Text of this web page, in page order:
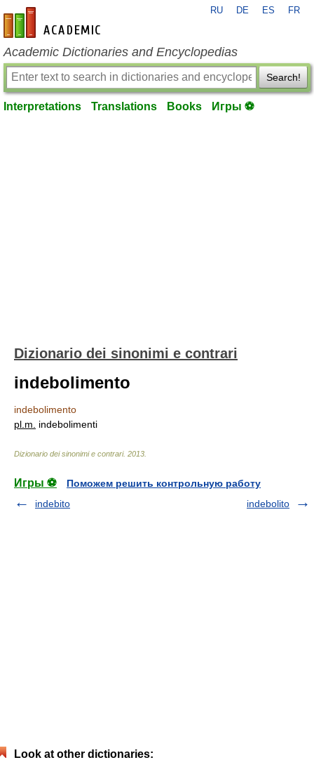
en-academic.com
RU DE ES FR
Academic Dictionaries and Encyclopedias
Search!
Interpretations Translations Books Игры ⚽
Dizionario dei sinonimi e contrari
indebolimento
indebolimento
pl. m. indebolimenti
Dizionario dei sinonimi e contrari. 2013
Игры ⚽
Поможем решить контрольную работу
indebito
indebolito
Look at other dictionaries: